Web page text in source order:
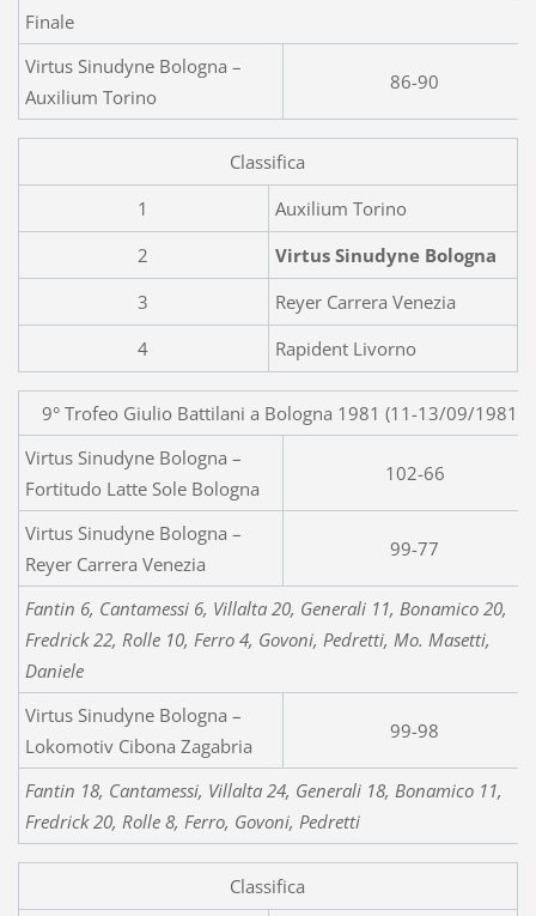
Finale
Virtus Sinudyne Bologna –
Auxilium Torino
86-90
Classifica
1
Auxilium Torino
2
Virtus Sinudyne Bologna
3
Reyer Carrera Venezia
4
Rapident Livorno
9° Trofeo Giulio Battilani a Bologna 1981 (11-13/09/1981)
Virtus Sinudyne Bologna –
Fortitudo Latte Sole Bologna
102-66
Virtus Sinudyne Bologna –
Reyer Carrera Venezia
99-77
Fantin 6, Cantamessi 6, Villalta 20, Generali 11, Bonamico 20,
Fredrick 22, Rolle 10, Ferro 4, Govoni, Pedretti, Mo. Masetti,
Daniele
Virtus Sinudyne Bologna –
Lokomotiv Cibona Zagabria
99-98
Fantin 18, Cantamessi, Villalta 24, Generali 18, Bonamico 11,
Fredrick 20, Rolle 8, Ferro, Govoni, Pedretti
Classifica